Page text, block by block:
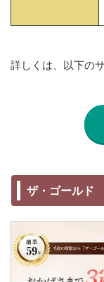
詳しくは、以下の
ザ・ゴールド